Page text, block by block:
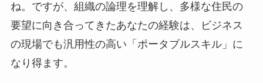
ね。ですが、組織の論理を理解し、多様な住民の
要望に向き合ってきたあなたの経験は、ビジネス
の現場でも汎用性の高い「ポータブルスキル」に
なり得ます。